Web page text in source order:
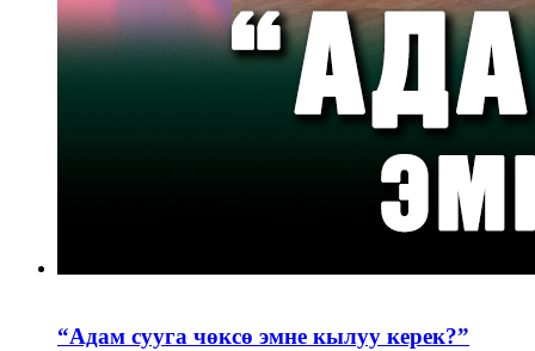
“Адам сууга чөксө эмне кылуу керек?”